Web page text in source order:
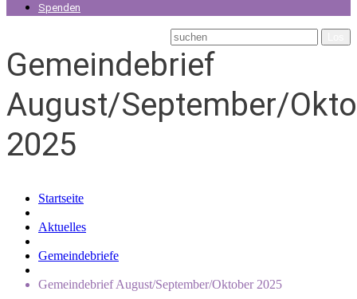
Spenden
Gemeindebrief
August/September/
2025
Startseite
Aktuelles
Gemeindebriefe
Gemeindebrief August/September/Oktober 2025